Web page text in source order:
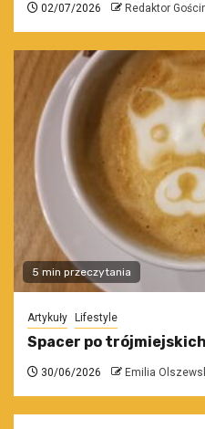
02/07/2026 Redaktor
5 min przeczytania
Artykuły Lifestyle
Spacer po
30/06/2026 Emilia